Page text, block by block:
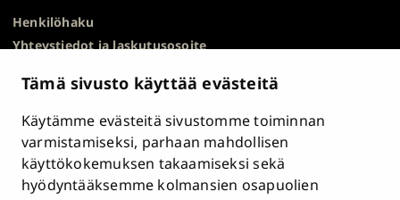
Tämä sivusto käyttää evästeitä
Käytämme evästeitä sivustomme toiminnan
varmistamiseksi, parhaan mahdollisen
käyttökokemuksen takaamiseksi sekä
hyödyntääksemme kolmansien osapuolien
Henkilöhaku
Yhteystiedot ja laskutusosoite
HR Excellence in Research
Tietosuojailmoitus
Asiakirjajulkisuuskuvaus ja tietopyynnöt
Väärinkäytösepäilyt
Saavutettavuusseloste